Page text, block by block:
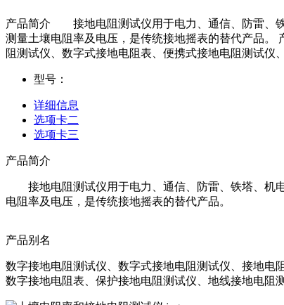
产品简介 接地电阻测试仪用于电力、通信、防雷、铁
测量土壤电阻率及电压，是传统接地摇表的替代产品。
阻测试仪、数字式接地电阻表、便携式接地电阻测试仪
型号：
详细信息
选项卡二
选项卡三
产品简介
接地电阻测试仪用于电力、通信、防雷、铁塔、机电
电阻率及电压，是传统接地摇表的替代产品。
产品别名
数字接地电阻测试仪、数字式接地电阻测试仪、接地电
数字接地电阻表、保护接地电阻测试仪、地线接地电阻